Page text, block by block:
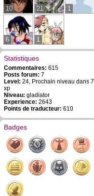
10 21 1
6 1
Statistiques
Commentaires: 615
Posts forum: 7
Level: 24, Prochain niveau dans 7
xp
Niveau: gladiator
Experience: 2643
Points de traducteur: 610
Badges